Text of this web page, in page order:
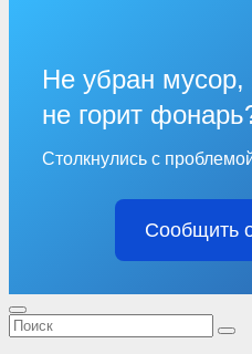
Не убран мусор,
не горит
Столкнулись с
Сообщить